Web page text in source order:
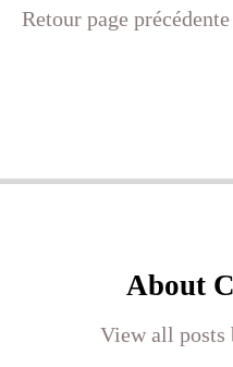
Retour page précédente
About
View all posts